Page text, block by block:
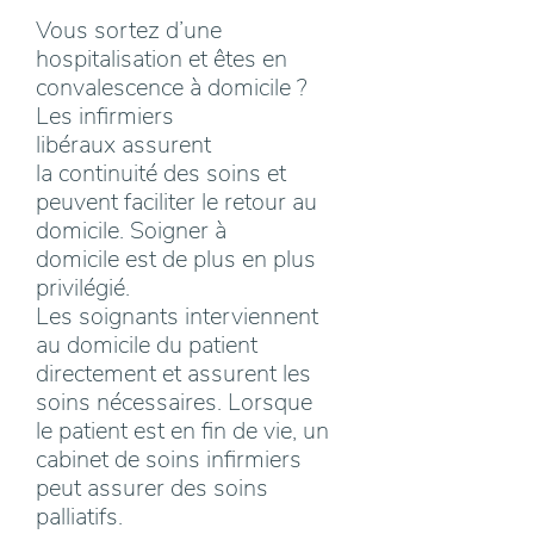
Vous sortez d’une
hospitalisation et êtes en
convalescence à domicile ?
Les infirmiers
libéraux assurent
la continuité des soins et
peuvent faciliter le retour au
domicile. Soigner à
domicile est de plus en plus
privilégié.
Les soignants interviennent
au domicile du patient
directement et assurent les
soins nécessaires. Lorsque
le patient est en fin de vie, un
cabinet de soins infirmiers
peut assurer des soins
palliatifs.